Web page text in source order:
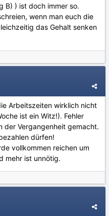
B) ) ist doch immer so.
wenn man euch die
das Gehalt senken
Arbeitszeiten wirklich nicht
ist ein Witz!). Fehler
der Vergangenheit gemacht.
dürfen!
vollkommen reichen um
mehr ist unnötig.